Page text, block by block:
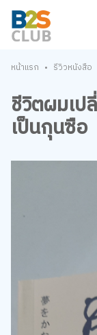
หน้าแรก • รีวิวหนังสือ
ชีวิตผมเป
เป็นกุนซือ